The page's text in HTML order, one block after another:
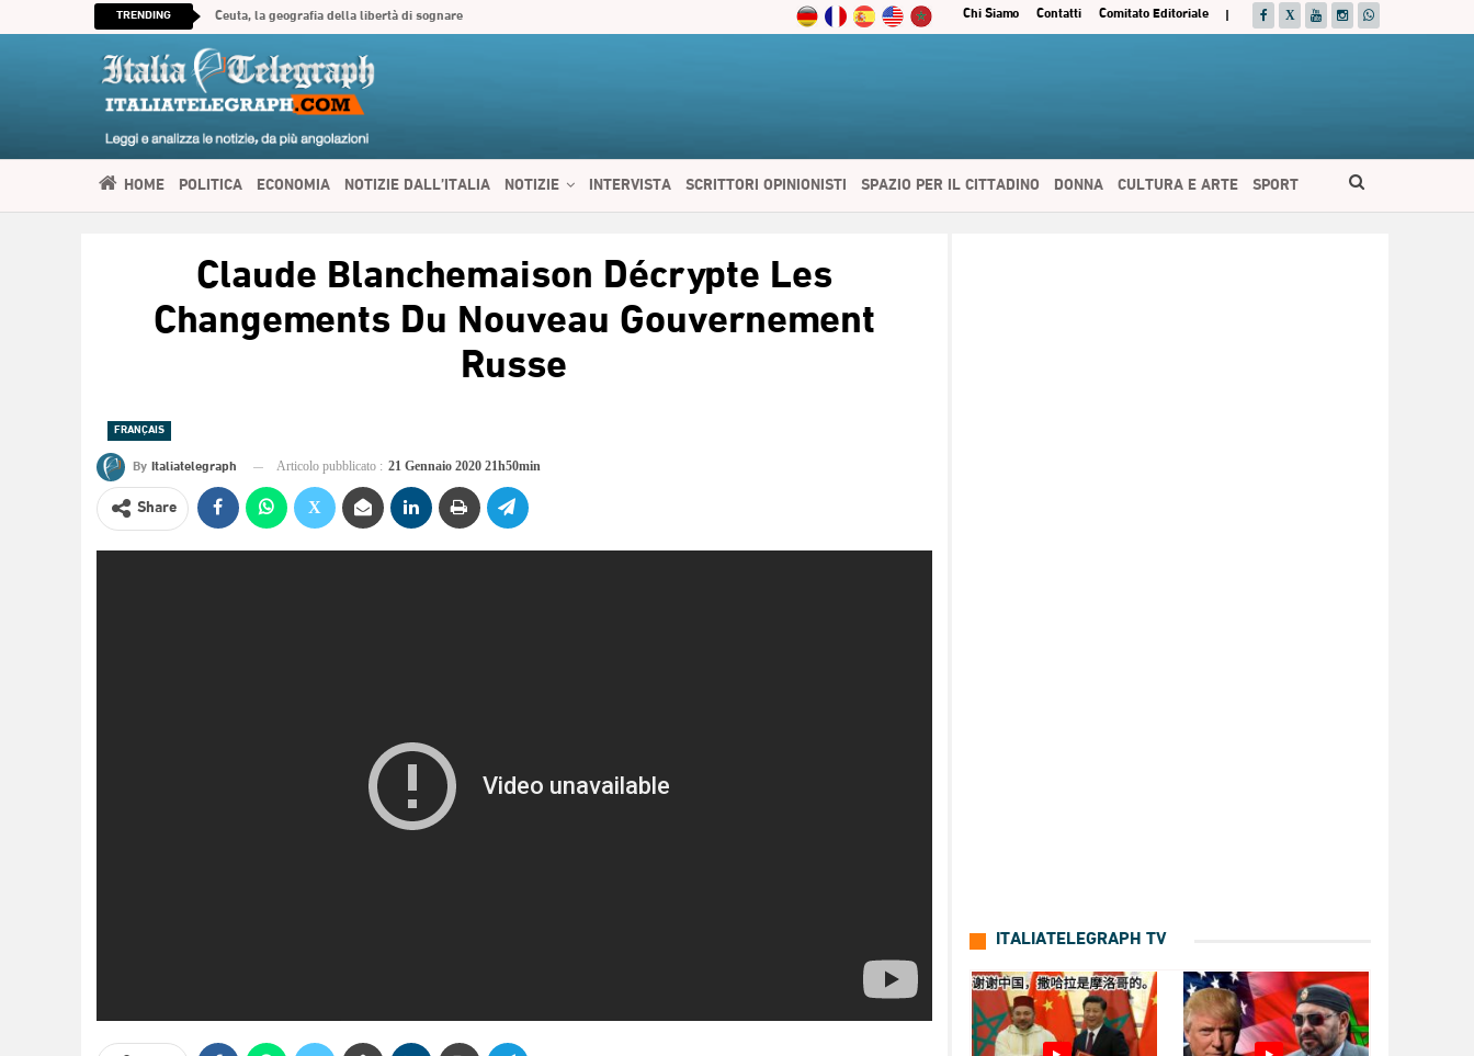
|
Comitato Editoriale
Contatti
Chi Siamo
TRENDING Ceuta, la geografia della libertà di sognare
HOME POLITICA ECONOMIA NOTIZIE DALL’ITALIA NOTIZIE INTERVISTA SCRITTORI OPINIONISTI SPAZIO PER IL CITTADINO DONNA CULTURA E ARTE SPORT
Claude Blanchemaison Décrypte Les
Changements Du Nouveau Gouvernement
Russe
FRANÇAIS
By Italiatelegraph Articolo pubblicato : 21 Gennaio 2020 21h50min
Share
ITALIATELEGRAPH TV